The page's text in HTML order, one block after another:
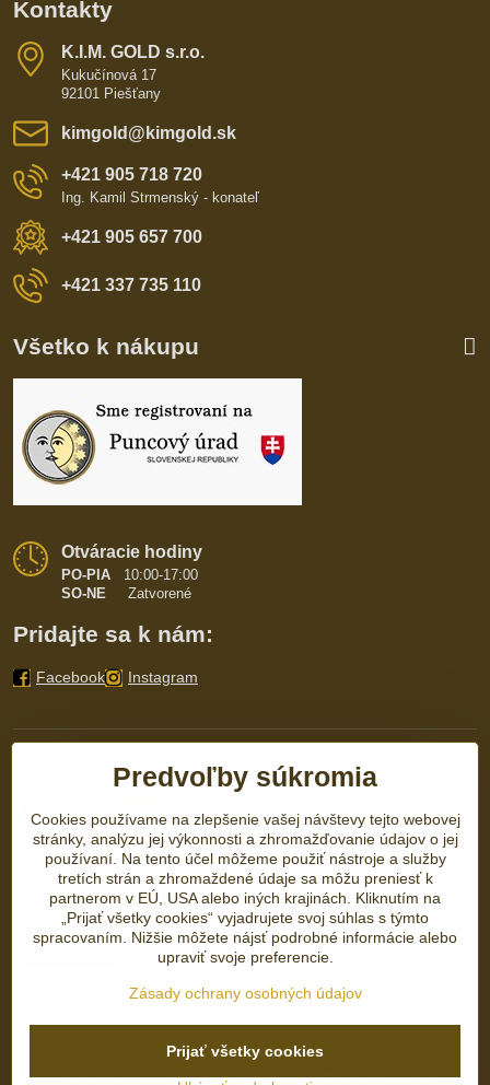
Kontakty
K​​.I​​.M​​. GOLD s​​.r​​.o​​.
Kukučínová 17
92101 Piešťany
kimgold​@kimgold​.sk
+421 905 718 720
Ing. Kamil Strmenský - konateľ
+421 905 657 700
+421 337 735 110
Všetko k nákupu
Otváracie hodiny
PO-PIA
10:00-17:00
SO-NE Zatvorené
Pridajte sa k nám:
Facebook Instagram
©2026Copyright
Predvoľby súkromiaZásady ochrany osobných údajov
Predvoľby súkromia
Cookies používame na zlepšenie vašej návštevy tejto webovej
stránky, analýzu jej výkonnosti a zhromažďovanie údajov o jej
používaní. Na tento účel môžeme použiť nástroje a služby
tretích strán a zhromaždené údaje sa môžu preniesť k
partnerom v EÚ, USA alebo iných krajinách. Kliknutím na
„Prijať všetky cookies“ vyjadrujete svoj súhlas s týmto
spracovaním. Nižšie môžete nájsť podrobné informácie alebo
upraviť svoje preferencie.
Zásady ochrany osobných údajov
Prijať všetky cookies